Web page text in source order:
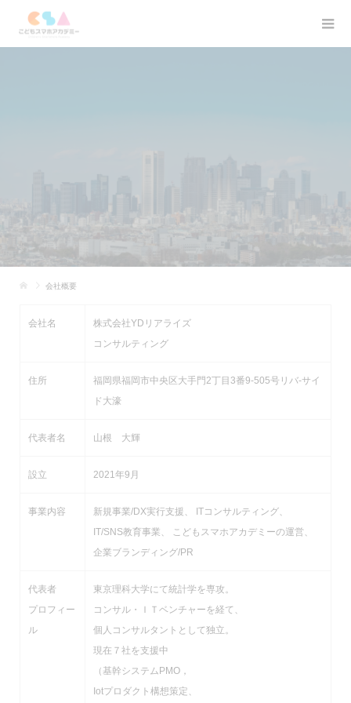
会社概要
会社名
株式会社YDリアライズ
コンサルティング
住所
福岡県福岡市中央区大手門2丁目3番9-505号リバ-サイ
ド大濠
代表者名 山根 大輝
設立 2021年9月
事業内容
新規事業/DX実行支援、 ITコンサルティング、
IT/SNS教育事業、 こどもスマホアカデミーの運営、
企業ブランディング/PR
代表者
プロフィー
ル
東京理科大学にて統計学を専攻。
コンサル・ＩＴベンチャーを経て、
個人コンサルタントとして独立。
現在７社を支援中
（基幹システムPMO，
Iotプロダクト構想策定、